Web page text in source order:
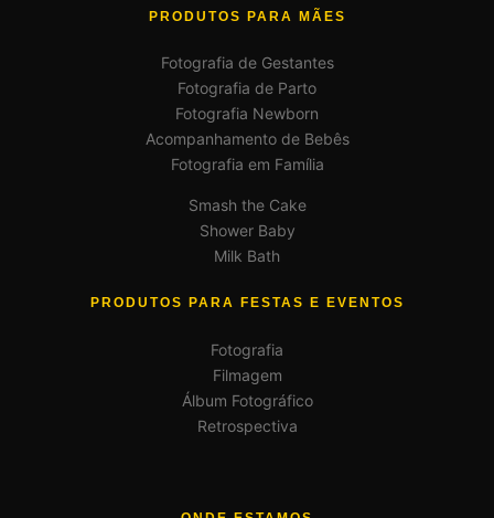
PRODUTOS PARA MÃES
Fotografia de Gestantes
Fotografia de Parto
Fotografia Newborn
Acompanhamento de Bebês
Fotografia em Família
Smash the Cake
Shower Baby
Milk Bath
PRODUTOS PARA FESTAS E EVENTOS
Fotografia
Filmagem
Álbum Fotográfico
Retrospectiva